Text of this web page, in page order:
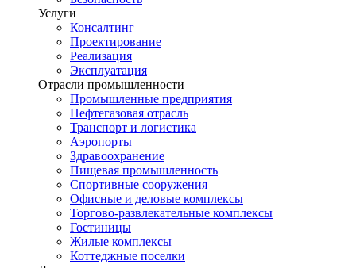
Услуги
Консалтинг
Проектирование
Реализация
Эксплуатация
Отрасли промышленности
Промышленные предприятия
Нефтегазовая отрасль
Транспорт и логистика
Аэропорты
Здравоохранение
Пищевая промышленность
Спортивные сооружения
Офисные и деловые комплексы
Торгово-развлекательные комплексы
Гостиницы
Жилые комплексы
Коттеджные поселки